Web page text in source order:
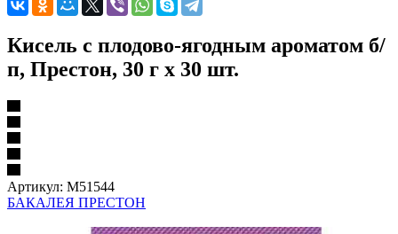
Кисель с плодово-ягодным ароматом б/
п, Престон, 30 г х 30 шт.
Артикул: М51544
БАКАЛЕЯ ПРЕСТОН